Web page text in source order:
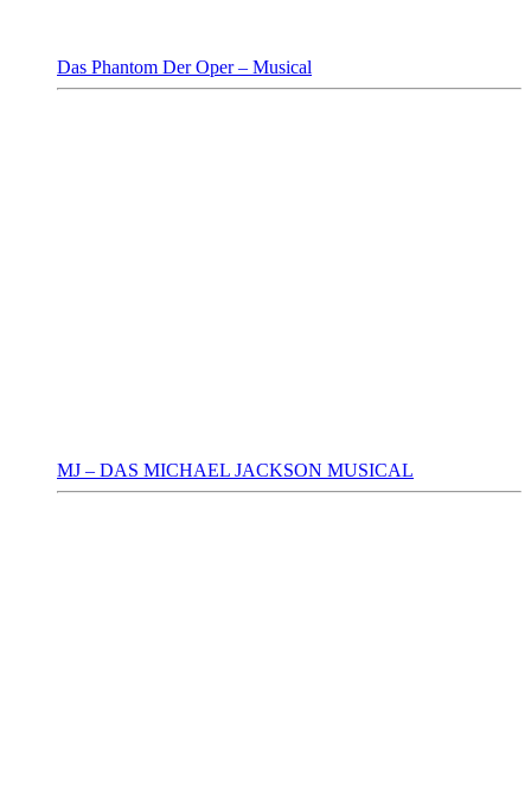
Das Phantom Der Oper – Musical
MJ – DAS MICHAEL JACKSON MUSICAL